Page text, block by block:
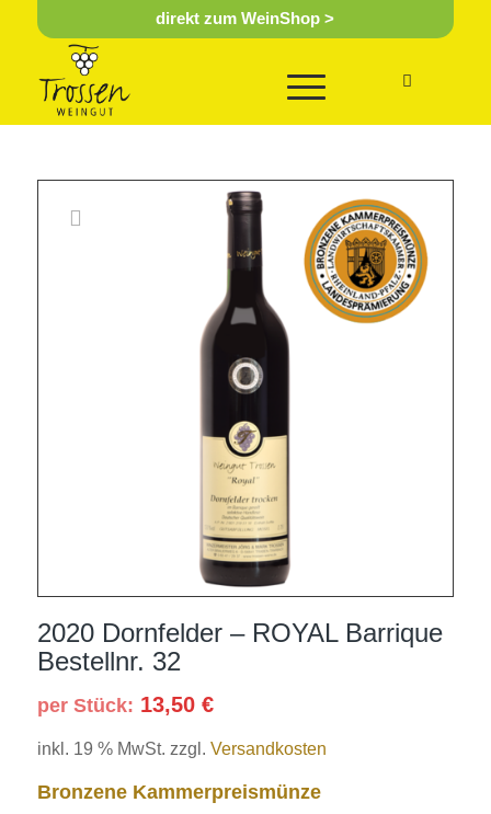
direkt zum WeinShop >
2020 Dornfelder – ROYAL Barrique
Bestellnr. 32
per Stück: 13,50 €
inkl. 19 % MwSt. zzgl. Versandkosten
Bronzene Kammerpreismünze